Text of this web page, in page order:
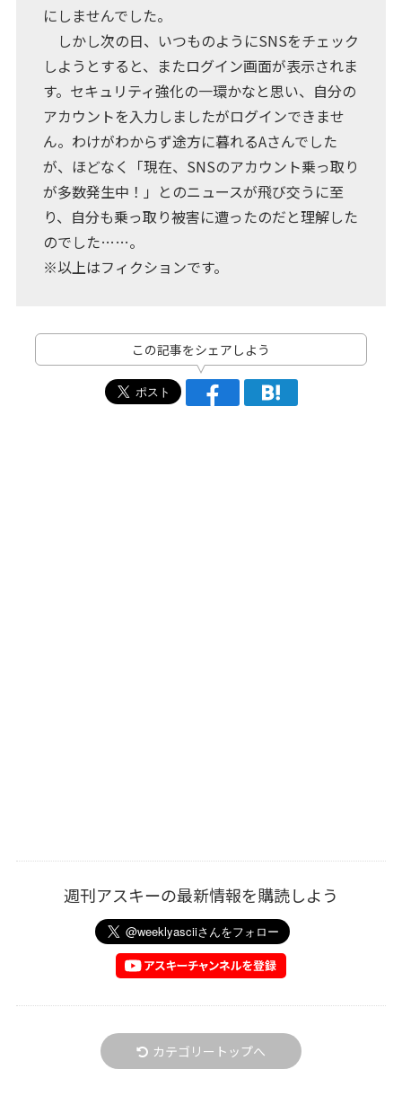
にしませんでした。
しかし次の日、いつものようにSNSをチェック
しようとすると、またログイン画面が表示されま
す。セキュリティ強化の一環かなと思い、自分の
アカウントを入力しましたがログインできませ
ん。わけがわからず途方に暮れるAさんでした
が、ほどなく「現在、SNSのアカウント乗っ取り
が多数発生中！」とのニュースが飛び交うに至
り、自分も乗っ取り被害に遭ったのだと理解した
のでした……。
※以上はフィクションです。
この記事をシェアしよう
週刊アスキーの最新情報を購読しよう
カテゴリートップへ